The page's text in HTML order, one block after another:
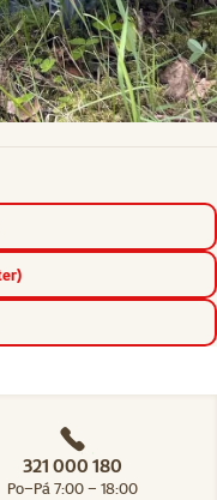
321 000 180
Po–Pá 7:00 – 18:00